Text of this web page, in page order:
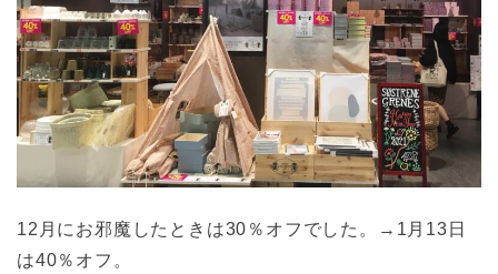
12月にお邪魔したときは30％オフでした。→1月13日
は40％オフ。